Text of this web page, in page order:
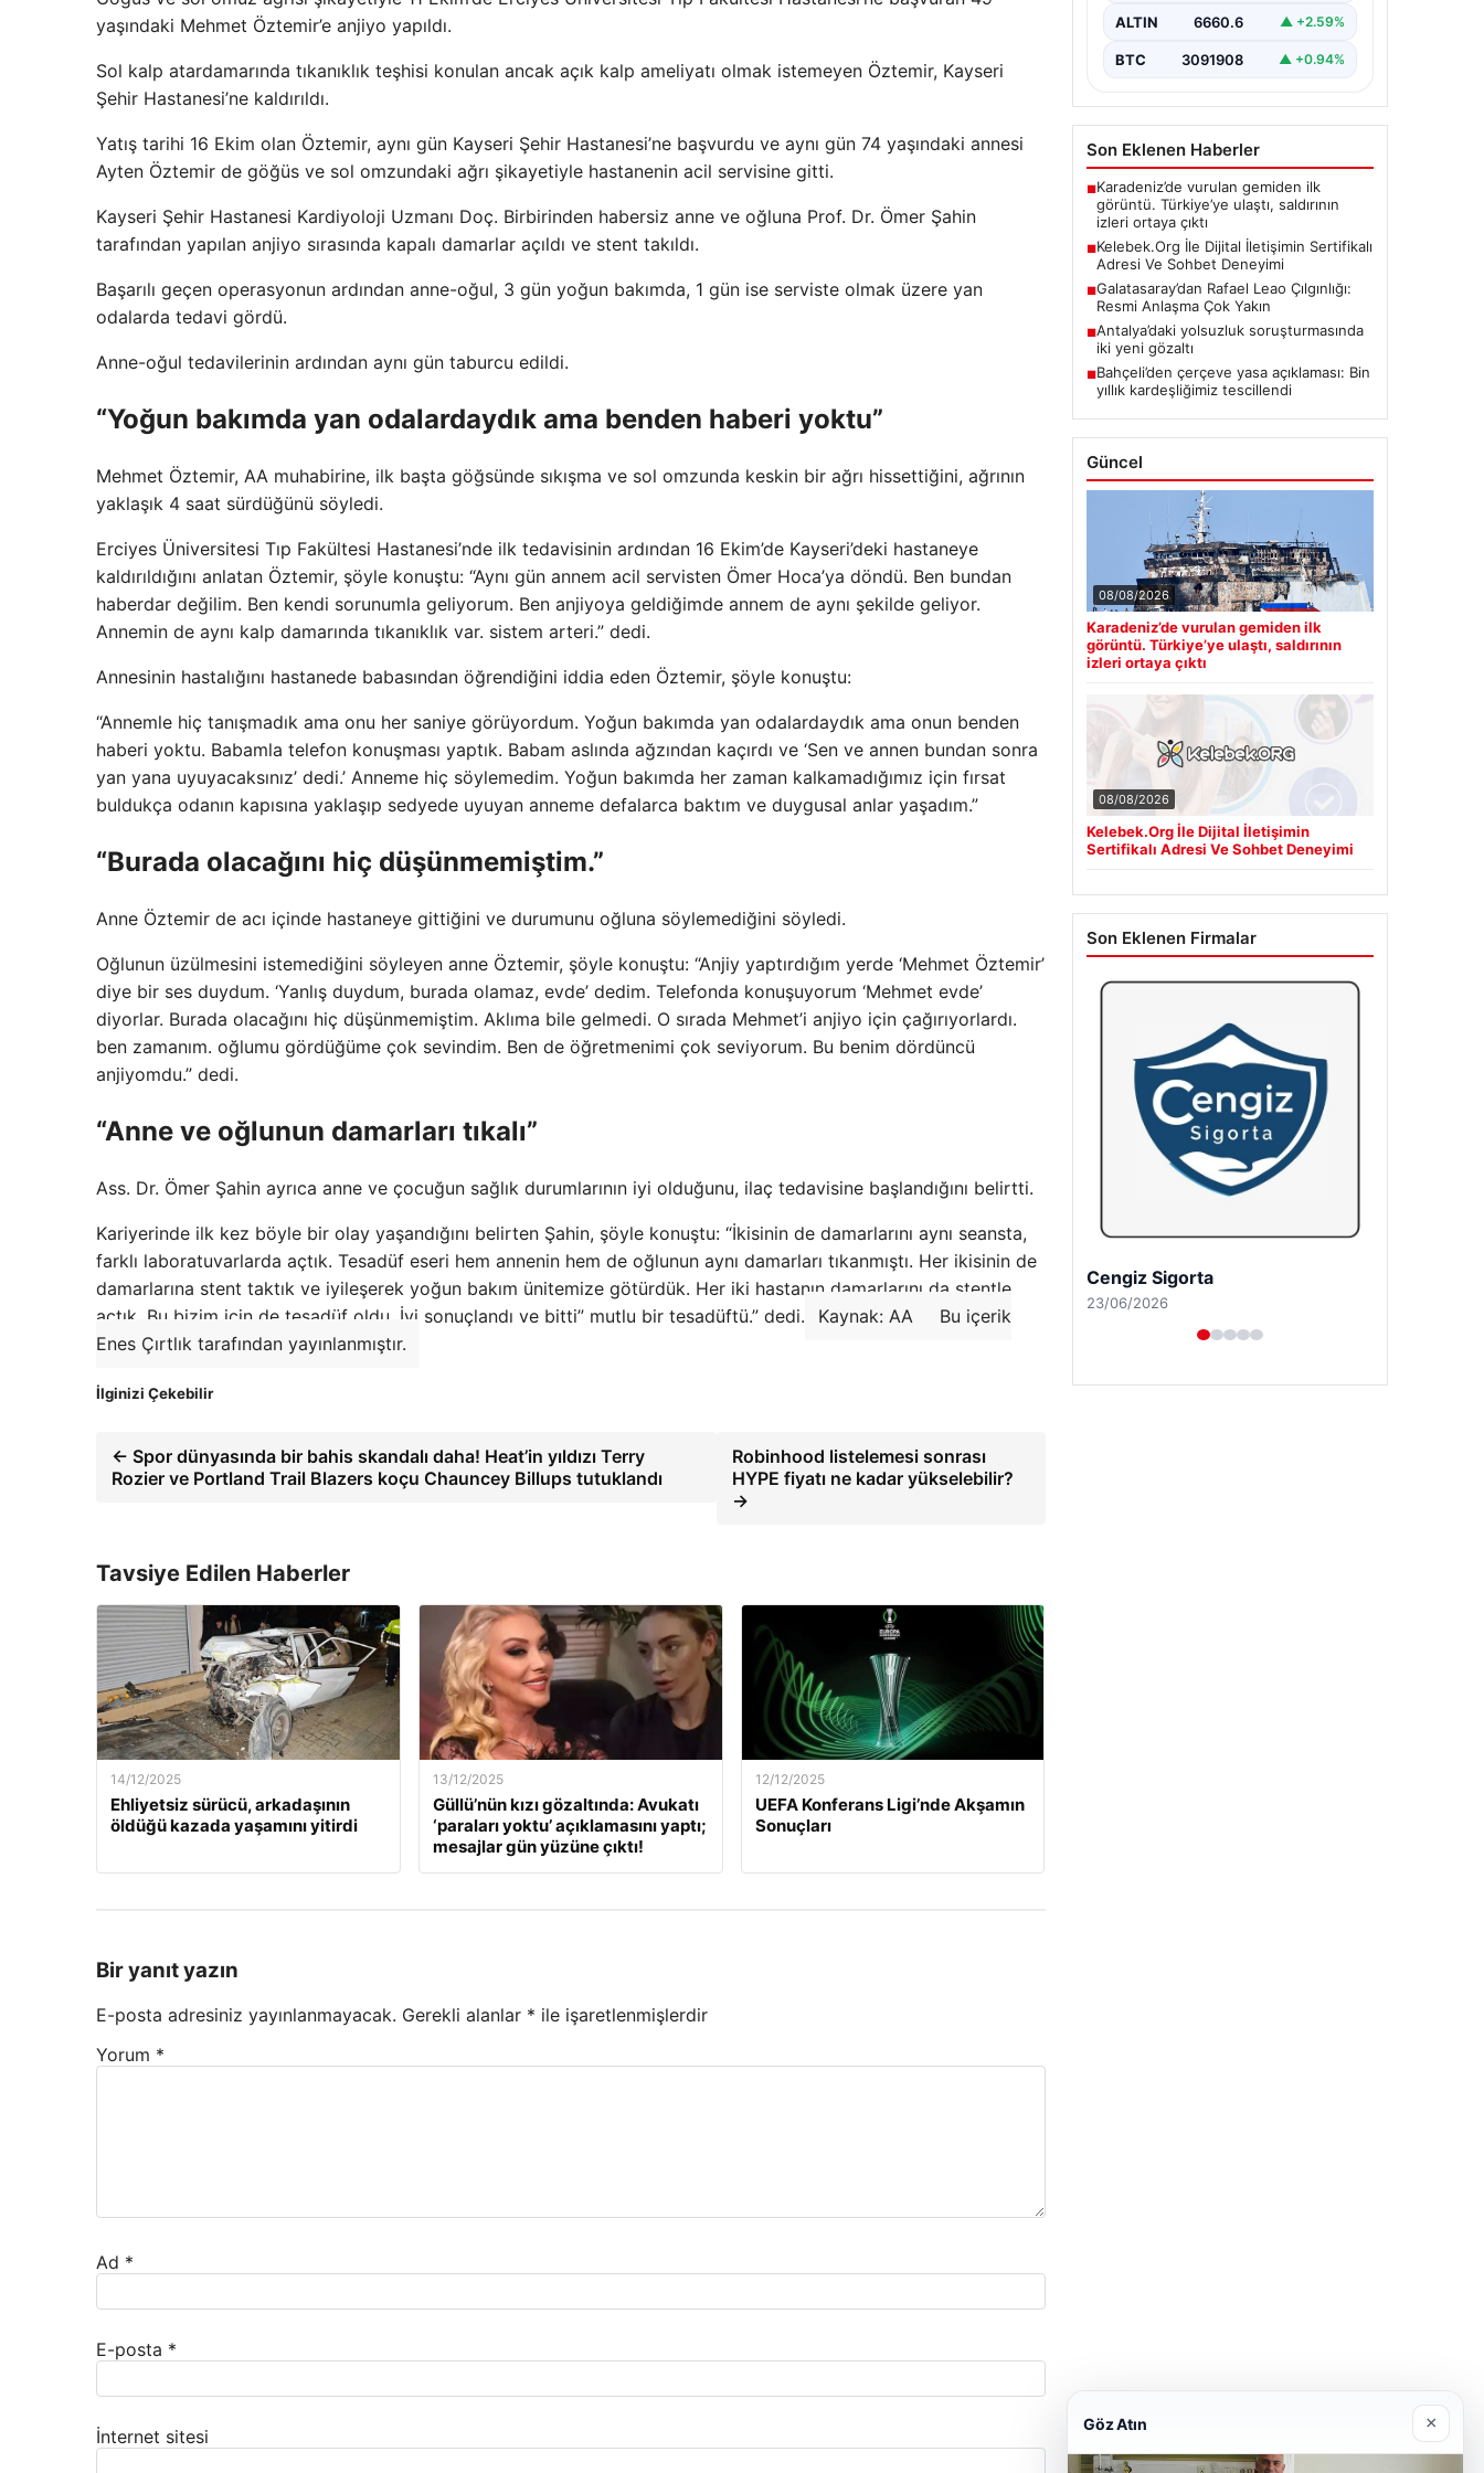
yaşındaki Mehmet Öztemir’e anjiyo yapıldı.
Sol kalp atardamarında tıkanıklık teşhisi konulan ancak açık kalp ameliyatı olmak istemeyen Öztemir, Kayseri
Şehir Hastanesi’ne kaldırıldı.
Yatış tarihi 16 Ekim olan Öztemir, aynı gün Kayseri Şehir Hastanesi’ne başvurdu ve aynı gün 74 yaşındaki annesi
Ayten Öztemir de göğüs ve sol omzundaki ağrı şikayetiyle hastanenin acil servisine gitti.
Kayseri Şehir Hastanesi Kardiyoloji Uzmanı Doç. Birbirinden habersiz anne ve oğluna Prof. Dr. Ömer Şahin
tarafından yapılan anjiyo sırasında kapalı damarlar açıldı ve stent takıldı.
Başarılı geçen operasyonun ardından anne-oğul, 3 gün yoğun bakımda, 1 gün ise serviste olmak üzere yan
odalarda tedavi gördü.
Anne-oğul tedavilerinin ardından aynı gün taburcu edildi.
“Yoğun bakımda yan odalardaydık ama benden haberi yoktu”
Mehmet Öztemir, AA muhabirine, ilk başta göğsünde sıkışma ve sol omzunda keskin bir ağrı hissettiğini, ağrının
yaklaşık 4 saat sürdüğünü söyledi.
Erciyes Üniversitesi Tıp Fakültesi Hastanesi’nde ilk tedavisinin ardından 16 Ekim’de Kayseri’deki hastaneye
kaldırıldığını anlatan Öztemir, şöyle konuştu: “Aynı gün annem acil servisten Ömer Hoca’ya döndü. Ben bundan
haberdar değilim. Ben kendi sorunumla geliyorum. Ben anjiyoya geldiğimde annem de aynı şekilde geliyor.
Annemin de aynı kalp damarında tıkanıklık var. sistem arteri.” dedi.
Annesinin hastalığını hastanede babasından öğrendiğini iddia eden Öztemir, şöyle konuştu:
“Annemle hiç tanışmadık ama onu her saniye görüyordum. Yoğun bakımda yan odalardaydık ama onun benden
haberi yoktu. Babamla telefon konuşması yaptık. Babam aslında ağzından kaçırdı ve ‘Sen ve annen bundan sonra
yan yana uyuyacaksınız’ dedi.’ Anneme hiç söylemedim. Yoğun bakımda her zaman kalkamadığımız için fırsat
buldukça odanın kapısına yaklaşıp sedyede uyuyan anneme defalarca baktım ve duygusal anlar yaşadım.”
“Burada olacağını hiç düşünmemiştim.”
Anne Öztemir de acı içinde hastaneye gittiğini ve durumunu oğluna söylemediğini söyledi.
Oğlunun üzülmesini istemediğini söyleyen anne Öztemir, şöyle konuştu: “Anjiy yaptırdığım yerde ‘Mehmet Öztemir’
diye bir ses duydum. ‘Yanlış duydum, burada olamaz, evde’ dedim. Telefonda konuşuyorum ‘Mehmet evde’
diyorlar. Burada olacağını hiç düşünmemiştim. Aklıma bile gelmedi. O sırada Mehmet’i anjiyo için çağırıyorlardı.
ben zamanım. oğlumu gördüğüme çok sevindim. Ben de öğretmenimi çok seviyorum. Bu benim dördüncü
anjiyomdu.” dedi.
“Anne ve oğlunun damarları tıkalı”
Ass. Dr. Ömer Şahin ayrıca anne ve çocuğun sağlık durumlarının iyi olduğunu, ilaç tedavisine başlandığını belirtti.
Kariyerinde ilk kez böyle bir olay yaşandığını belirten Şahin, şöyle konuştu: “İkisinin de damarlarını aynı seansta,
farklı laboratuvarlarda açtık. Tesadüf eseri hem annenin hem de oğlunun aynı damarları tıkanmıştı. Her ikisinin de
damarlarına stent taktık ve iyileşerek yoğun bakım ünitemize götürdük. Her iki hastanın damarlarını da stentle
açtık. Bu bizim için de tesadüf oldu. İyi sonuçlandı ve bitti” mutlu bir tesadüftü.” dedi.
Kaynak: AA
Bu içerik
Enes Çırtlık tarafından yayınlanmıştır.
İlginizi Çekebilir
← Spor dünyasında bir bahis skandalı daha! Heat’in yıldızı Terry
Rozier ve Portland Trail Blazers koçu Chauncey Billups tutuklandı
Robinhood listelemesi sonrası
HYPE fiyatı ne kadar yükselebilir?
→
Tavsiye Edilen Haberler
14/12/2025
Ehliyetsiz sürücü, arkadaşının
öldüğü kazada yaşamını yitirdi
13/12/2025
Güllü’nün kızı gözaltında: Avukatı
‘paraları yoktu’ açıklamasını yaptı;
mesajlar gün yüzüne çıktı!
12/12/2025
UEFA Konferans Ligi’nde Akşamın
Sonuçları
Bir yanıt yazın
E-posta adresiniz yayınlanmayacak. Gerekli alanlar * ile işaretlenmişlerdir
Yorum *
Ad *
E-posta *
İnternet sitesi
Güncel olarak…
ALTIN 6660.6 ▲ +2.59%
BTC 3091908 ▲ +0.94%
Son Eklenen Haberler
■Karadeniz’de vurulan gemiden ilk
görüntü. Türkiye’ye ulaştı, saldırının
izleri ortaya çıktı
■Kelebek.Org İle Dijital İletişimin Sertifikalı
Adresi Ve Sohbet Deneyimi
■Galatasaray’dan Rafael Leao Çılgınlığı:
Resmi Anlaşma Çok Yakın
■Antalya’daki yolsuzluk soruşturmasında
iki yeni gözaltı
■Bahçeli’den çerçeve yasa açıklaması: Bin
yıllık kardeşliğimiz tescillendi
Güncel
08/08/2026
Karadeniz’de vurulan gemiden ilk
görüntü. Türkiye’ye ulaştı, saldırının
izleri ortaya çıktı
08/08/2026
Kelebek.Org İle Dijital İletişimin
Sertifikalı Adresi Ve Sohbet Deneyimi
Son Eklenen Firmalar
Hastaş Beton
26/05/2026
Göz Atın ×